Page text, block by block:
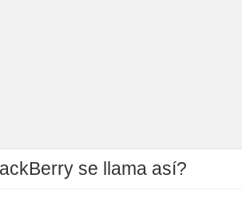
se llama así?